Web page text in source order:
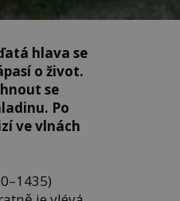
hlava se
o život.
se
Po
ve vlnách